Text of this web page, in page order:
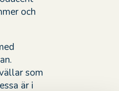
och
som
är i